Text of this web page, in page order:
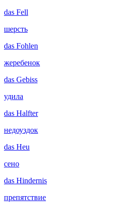
das Fell
шерсть
das Fohlen
жеребенок
das Gebiss
удила
das Halfter
недоуздок
das Heu
сено
das Hindernis
препятствие